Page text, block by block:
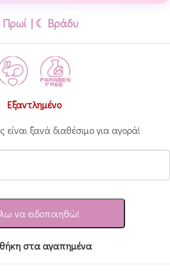
| ☾ Βράδυ
Εξαντλημένο
είναι ξανά διαθέσιμο για αγορά!
να ειδοποιηθώ!
στα αγαπημένα